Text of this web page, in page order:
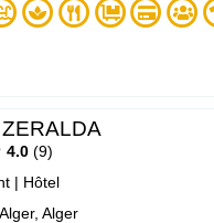
4.0 9
| Hôtel
Alger